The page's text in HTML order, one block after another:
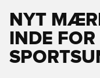
NYT
INDE FOR